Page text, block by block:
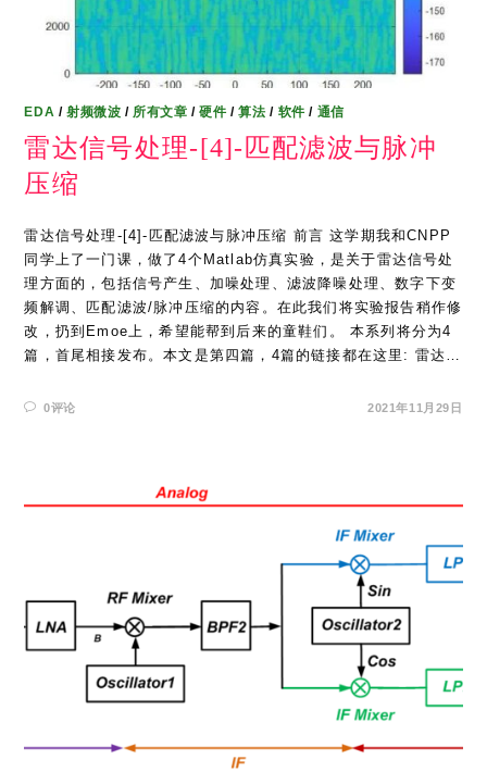
EDA /射频微波 / 所有文章 /硬件 /算法 / 软件 / 通信
雷达信号处理-[4]-匹配滤波与脉冲
压缩
雷达信号处理-[4]-匹配滤波与脉冲压缩 前言 这学期我和CNPP
同学上了一门课，做了4个Matlab仿真实验，是关于雷达信号处
理方面的，包括信号产生、加噪处理、滤波降噪处理、数字下变
频解调、匹配滤波/脉冲压缩的内容。在此我们将实验报告稍作修
改，扔到Emoe上，希望能帮到后来的童鞋们。 本系列将分为4
篇，首尾相接发布。本文是第四篇，4篇的链接都在这里: 雷达…
0评论 2021年11月29日